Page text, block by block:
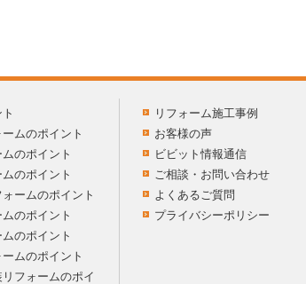
ムのポイント
のポイント
のポイント
ームのポイント
のポイント
のポイント
ムのポイント
フォームのポイ
リフォーム施工事例
お客様の声
ビビット情報通信
ご相談・お問い合わせ
よくあるご質問
プライバシーポリシー